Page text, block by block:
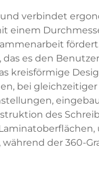
verbindet
einem
es den
kreisförmige
bei
des
der 360-